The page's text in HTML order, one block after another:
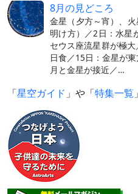
8月の見どころ
金星（夕方～宵）、
明け方）／2日：水星
セウス座流星群が極
日食／15日：金星が
月と金星が接近／…
「星空ガイド 」や「特集一覧